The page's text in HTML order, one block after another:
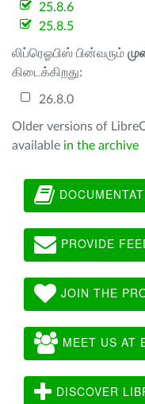
25.8.6
25.8.5
லிப்ரெஓபிஸ் பின்வரும்
கிடைக்கிறது:
26.8.0
Older versions of
available in the archive
PROVIDE
JOIN THE
MEET US AT
DISCOVER